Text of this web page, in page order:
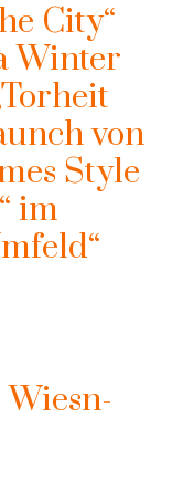
City“
Winter
von
Style
im
Wiesn-